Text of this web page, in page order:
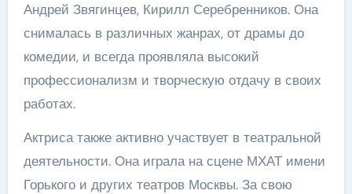
Андрей Звягинцев, Кирилл Серебренников. Она
снималась в различных жанрах, от драмы до
комедии, и всегда проявляла высокий
профессионализм и творческую отдачу в своих
работах.
Актриса также активно участвует в театральной
деятельности. Она играла на сцене МХАТ имени
Горького и других театров Москвы. За свою